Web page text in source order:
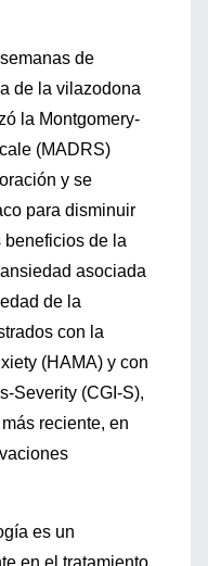
de
de la vilazodona
la Montgomery-
(MADRS)
y se
para disminuir
beneficios de la
asociada
de la
con la
(HAMA) y con
Severity (CGI-S),
reciente, en
es un
en el tratamiento